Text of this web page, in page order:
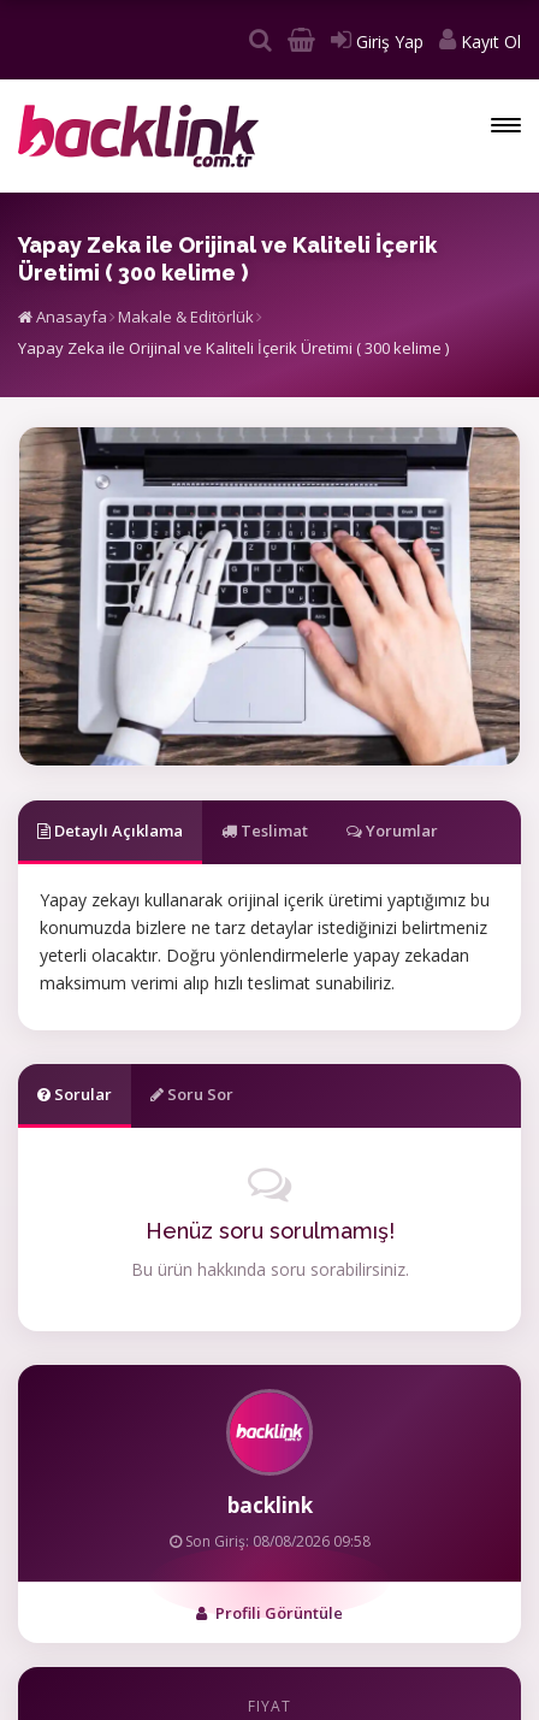
Giriş Yap Kayıt Ol
Yapay Zeka ile Orijinal ve Kaliteli İçerik
Üretimi ( 300 kelime )
Anasayfa Makale & Editörlük
Yapay Zeka ile Orijinal ve Kaliteli İçerik Üretimi ( 300 kelime )
Detaylı Açıklama Teslimat Yorumlar
Yapay zekayı kullanarak orijinal içerik üretimi yaptığımız bu
konumuzda bizlere ne tarz detaylar istediğinizi belirtmeniz
yeterli olacaktır. Doğru yönlendirmelerle yapay zekadan
maksimum verimi alıp hızlı teslimat sunabiliriz.
Sorular Soru Sor
Henüz soru sorulmamış!
Bu ürün hakkında soru sorabilirsiniz.
backlink
Son Giriş: 08/08/2026 09:58
Profili Görüntüle
FIYAT